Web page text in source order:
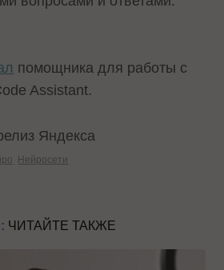
помощника для работы с
Assistant.
Яндекса
Нейросети
ЧИТАЙТЕ ТАКЖЕ